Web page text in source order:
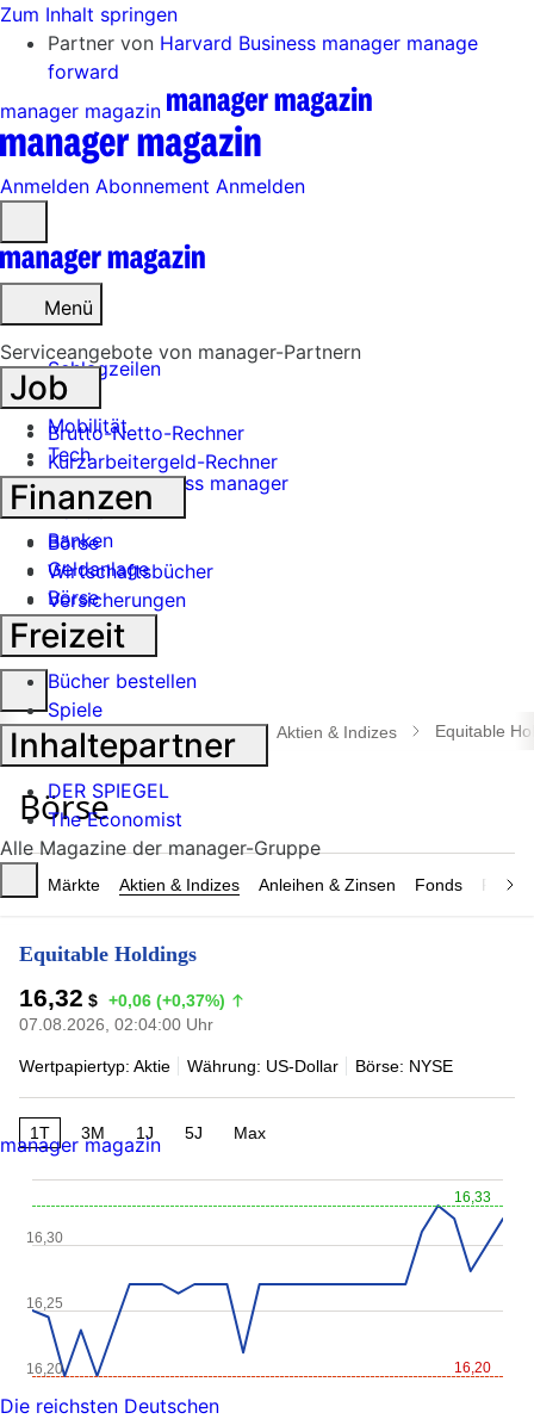
Zum Inhalt springen
Partner von Harvard Business manager manage
forward
manager magazin
Anmelden Abonnement Anmelden
öffnen
Menü
Schlagzeilen
Mobilität
Tech
Harvard Business manager
Handel
Banken
Geldanlage
Börse
Industrie
Suche
öffnen
manager magazin Börse Aktien & Indizes Equitable
Märkte Aktien & Indizes Anleihen & Zinsen Fonds
Equitable Holdings
16,32 $ +0,06 (+0,37%)
07.08.2026, 02:04:00 Uhr
Wertpapiertyp: Aktie Währung: US-Dollar Börse: NYSE
1T 3M 1J 5J Max
16,33
16,20
16,20
16,25
16,30
Serviceangebote von manager-Partnern
Job
Brutto-Netto-Rechner
Kurzarbeitergeld-Rechner
Finanzen
Börse
Wirtschaftsbücher
Versicherungen
Freizeit
Bücher bestellen
Spiele
Inhaltepartner
DER SPIEGEL
The Economist
Alle Magazine der manager-Gruppe
manager magazin
Die reichsten Deutschen